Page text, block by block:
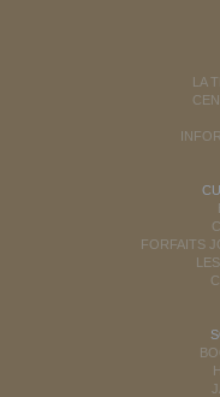
LA
FORFAITS